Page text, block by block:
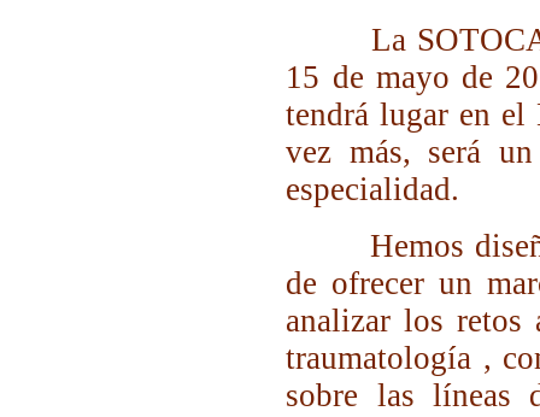
La SOTOCAV
15 de mayo de
tendrá lugar en
vez más, será
especialidad.
Hemos
de ofrecer un
analizar los retos
traumatología ,
sobre las líneas